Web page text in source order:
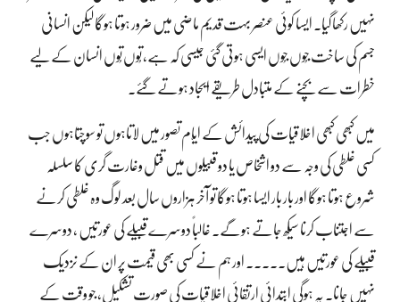
نہیں رکھا گیا۔ ایسا کوئی عنصر بہت قدیم ماضی میں ضرور ہوتا ہوگا لیکن انسانی
جسم کی ساخت جُوں جُوں ایسی ہوتی گئی جیسی کہ ہے، تُوں تُوں انسان کے لیے
خطرات سے بچنے کے متبادل طریقے ایجاد ہوتے گئے۔
میں کبھی کبھی اخلاقیات کی پیدائش کے ایّام تصور میں لاتاہوں تو سوچتاہوں جب
کسی غلطی کی وجہ سے دو اشخاص یا دو قبیلوں میں قتل وغارت گری کا سلسلہ
شروع ہوتا ہوگا اور بار بار ایسا ہوتا ہوگا تو آخر ہزاروں سال بعد لوگ وہ غلطی کرنے
سے اجتناب کرنا سیکھ جاتے ہوگے۔ غالباً دوسرے قبیلے کی عورتیں ، دوسرے
قبیلے کی عورتیں ہیں۔۔۔۔۔ اور ہم نے کسی بھی قیمت پر ان کے نزدیک
نہیں جانا۔ یہ ہوگی ابتدائی ارتقائی اخلاقیات کی صورتِ تشکیل، جو وقت کے